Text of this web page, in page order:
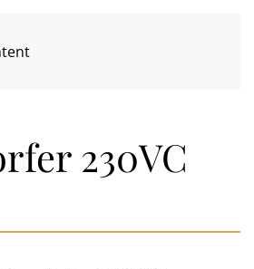
230VC